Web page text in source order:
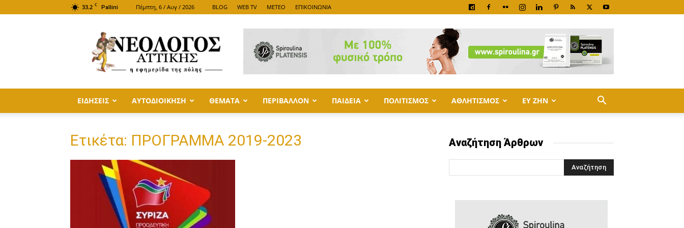
33.2 C Pallini Πέμπτη, 6 / Αυγ / 2026 BLOG WEB TV METEO ΕΠΙΚΟΙΝΩΝΙΑ
ΑΤΤΙΚΗΣ
ΕΙΔΗΣΕΙΣ ΑΥΤΟΔΙΟΙΚΗΣΗ ΘΕΜΑΤΑ ΠΕΡΙΒΑΛΛΟΝ ΠΑΙΔΕΙΑ ΠΟΛΙΤΙΣΜΟΣ ΑΘΛΗΤΙΣΜΟΣ ΕΥ ΖΗΝ
Ετικέτα: ΠΡΟΓΡΑΜΜΑ 2019-2023 Αναζήτηση Άρθρων